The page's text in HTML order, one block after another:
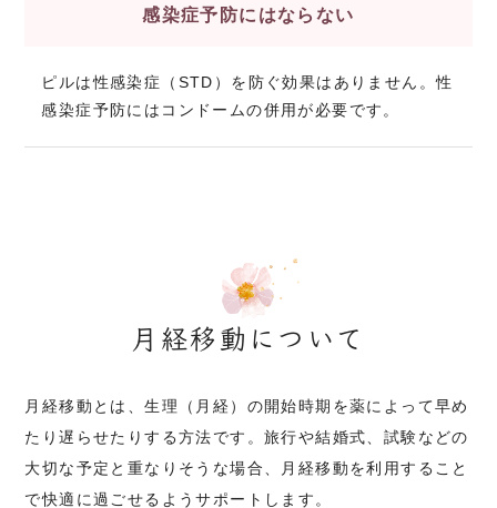
感染症予防にはならない
ピルは性感染症（STD）を防ぐ効果はありません。性
感染症予防にはコンドームの併用が必要です。
月経移動について
月経移動とは、生理（月経）の開始時期を薬によって早め
たり遅らせたりする方法です。旅行や結婚式、試験などの
大切な予定と重なりそうな場合、月経移動を利用すること
で快適に過ごせるようサポートします。